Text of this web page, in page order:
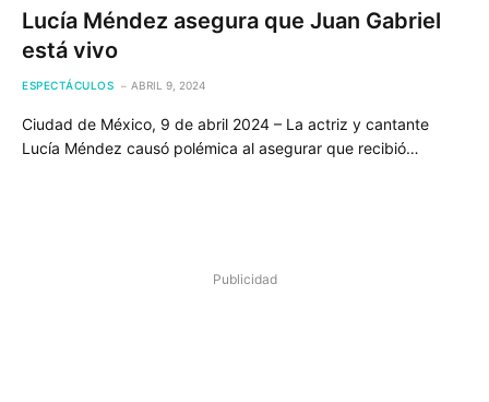
Lucía Méndez asegura que Juan Gabriel
está vivo
ESPECTÁCULOS ABRIL 9, 2024
Ciudad de México, 9 de abril 2024 – La actriz y cantante
Lucía Méndez causó polémica al asegurar que recibió…
Publicidad